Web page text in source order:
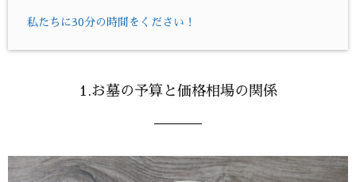
私たちに30分の時間をください！
1.お墓の予算と価格相場の関係